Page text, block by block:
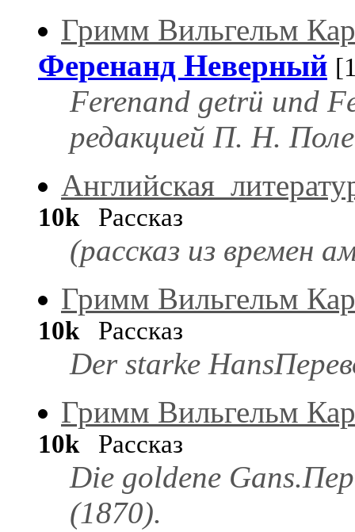
Гримм Вильгельм
Ференанд Неверный
Ferenand getrü und
редакцией П. Н.
10kРассказ
(рассказ из времен
Гримм Вильгельм
10kРассказ
Der starke
Гримм Вильгельм
10kРассказ
Die goldene
(1870).